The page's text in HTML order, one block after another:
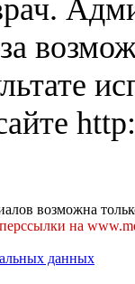
возможна
на
данных